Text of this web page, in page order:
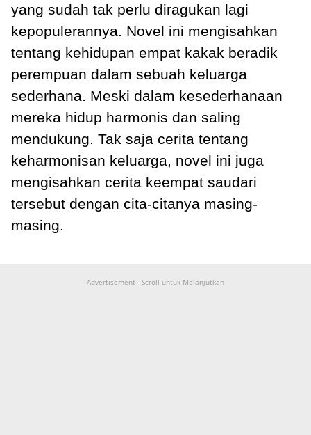
yang sudah tak perlu diragukan lagi
kepopulerannya. Novel ini mengisahkan
tentang kehidupan empat kakak beradik
perempuan dalam sebuah keluarga
sederhana. Meski dalam kesederhanaan
mereka hidup harmonis dan saling
mendukung. Tak saja cerita tentang
keharmonisan keluarga, novel ini juga
mengisahkan cerita keempat saudari
tersebut dengan cita-citanya masing-
masing.
Advertisement - Scroll untuk Melanjutkan